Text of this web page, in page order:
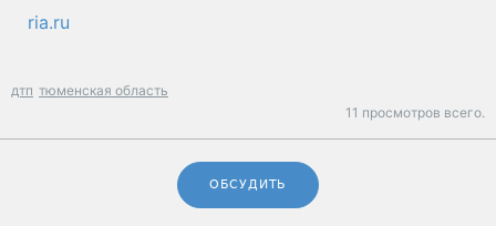
ria.ru
дтп тюменская область
11 просмотров всего.
ОБСУДИТЬ